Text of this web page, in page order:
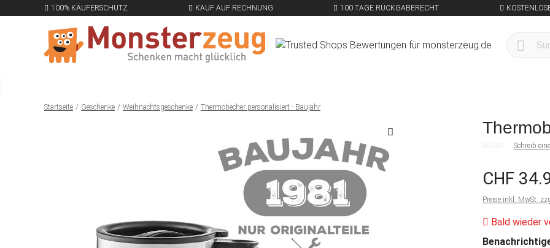
100% KÄUFERSCHUTZ KAUF AUF RECHNUNG 100 TAGE RÜCKGABERECHT
Startseite Geschenke Weihnachtsgeschenke Thermobecher personalisiert - Baujahr
Schreib
CHF
Preise inkl. MwSt.
Bald wieder